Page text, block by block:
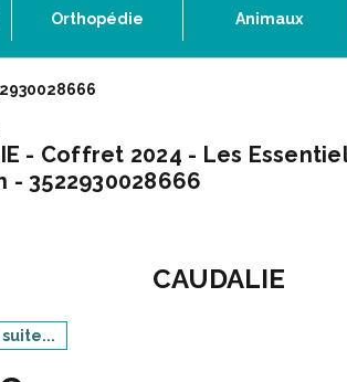
Orthopédie Animaux
- Coffret 2024 - Les
- 3522930028666
CAUDALIE